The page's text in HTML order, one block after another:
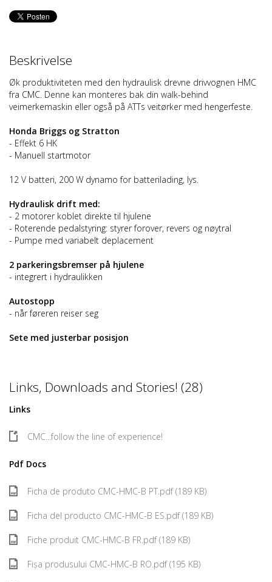
Beskrivelse
Øk produktiviteten med den hydraulisk drevne drivvognen HMC
fra CMC. Denne kan monteres bak din walk-behind
veimerkemaskin eller også på ATTs veitørker med hengerfeste.
Honda Briggs og Stratton
- Effekt 6 HK
- Manuell startmotor
12 V batteri, 200 W dynamo for batterilading, lys.
Hydraulisk drift med:
- 2 motorer koblet direkte til hjulene
- Roterende pedalstyring: styrer forover, revers og nøytral
- Pumpe med variabelt deplacement
2 parkeringsbremser på hjulene
- integrert i hydraulikken
Autostopp
- når føreren reiser seg
Sete med justerbar posisjon
Links, Downloads and Stories! (28)
Links
CMC...follow the line of experience!
Pdf Docs
Ficha de produto CMC-HMC-B PT.pdf (189 KB)
Ficha del producto CMC-HMC-B ES.pdf (189 KB)
Fiche produit CMC-HMC-B FR.pdf (189 KB)
Fișa produsului CMC-HMC-B RO.pdf (195 KB)